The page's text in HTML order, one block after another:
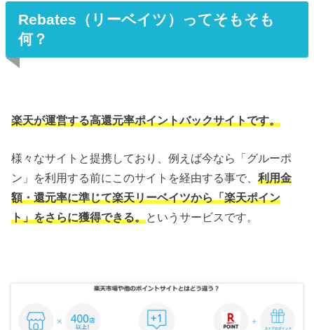
Rebates（リーベイツ）ってそもそも
何？
楽天が運営する高還元率ポイントバックサイトです。
様々なサイトと提携しており、例えば今なら「グルーポ
ン」を利用する前にこのサイトを経由する事で、利用金
額・還元率に準じて楽天リーベイツから「楽天ポイン
ト」をさらに獲得できる。というサービスです。